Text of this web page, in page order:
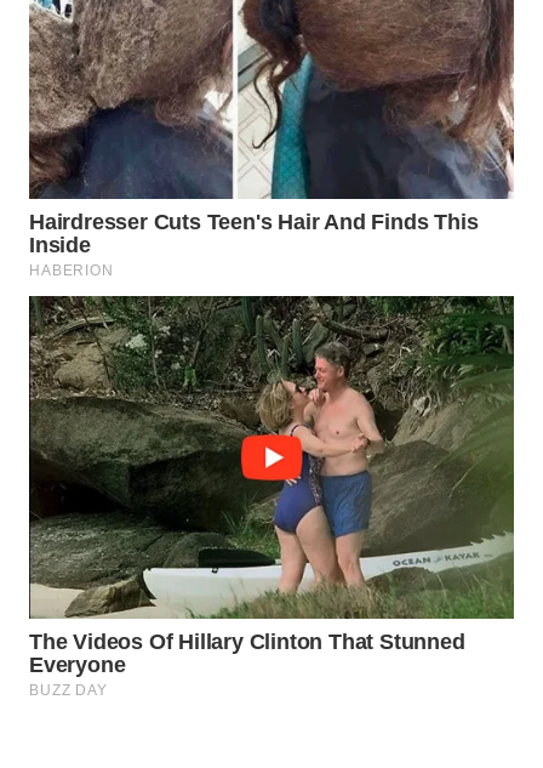
BORNEO
Wahana
Media
Group
WAHANA
NEWS
WAHANA
TANI
WAHANA
ADVOKAT
WAHANA
INFRASTRUKTUR
WAHANA
KONSUMEN
WAHANA
LISTRIK